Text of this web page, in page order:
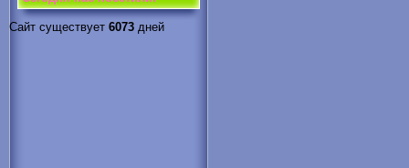
Сайт существует 6073 дней